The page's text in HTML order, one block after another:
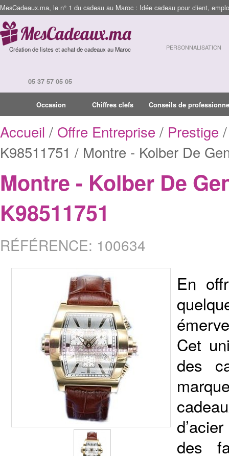
MesCadeaux.ma, le n° 1 du cadeau au Maroc : Idée cadeau pour client,
Création de listes et achat de cadeaux au Maroc PERSONNALISATION
05 37 57 05 05
Occasion Chiffres clefs Conseils de
Accueil / Offre Entreprise / Prestige
K98511751 / Montre - Kolber De
Montre - Kolber De
K98511751
RÉFÉRENCE: 100634
En
Cet
des
des